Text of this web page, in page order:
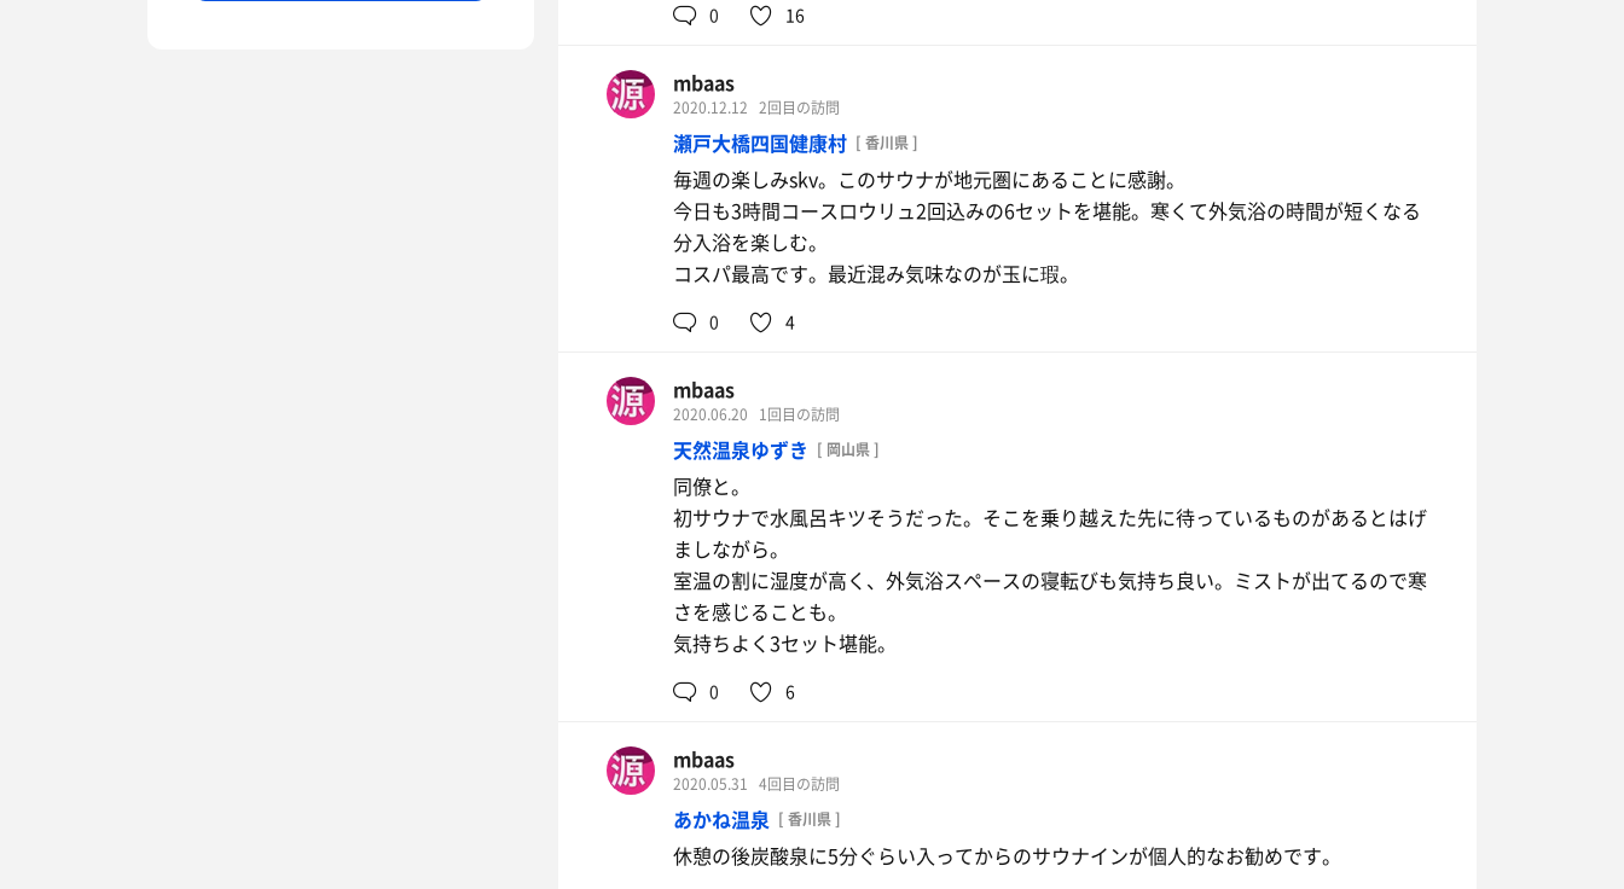
0 16
mbaas
2020.12.12 2回目の訪問
瀬戸大橋四国健康村 [ 香川県 ]
毎週の楽しみskv。このサウナが地元圏にあることに感謝。
今日も3時間コースロウリュ2回込みの6セットを堪能。寒くて外気浴の時間が短くなる
分入浴を楽しむ。
コスパ最高です。最近混み気味なのが玉に瑕。
0 4
mbaas
2020.06.20 1回目の訪問
天然温泉ゆずき [ 岡山県 ]
同僚と。
初サウナで水風呂キツそうだった。そこを乗り越えた先に待っているものがあるとはげ
ましながら。
室温の割に湿度が高く、外気浴スペースの寝転びも気持ち良い。ミストが出てるので寒
さを感じることも。
気持ちよく3セット堪能。
0 6
mbaas
2020.05.31 4回目の訪問
あかね温泉 [ 香川県 ]
休憩の後炭酸泉に5分ぐらい入ってからのサウナインが個人的なお勧めです。